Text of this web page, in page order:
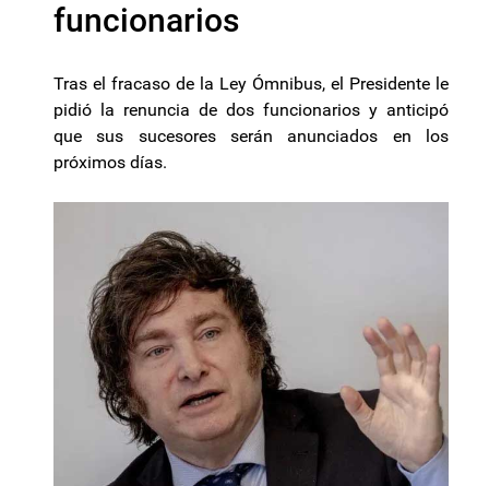
funcionarios
Tras el fracaso de la Ley Ómnibus, el Presidente le
pidió la renuncia de dos funcionarios y anticipó
que sus sucesores serán anunciados en los
próximos días.